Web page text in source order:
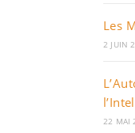
Les
2 JUIN
22 MAI